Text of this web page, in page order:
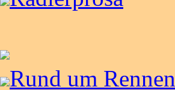
Rund um Rennen